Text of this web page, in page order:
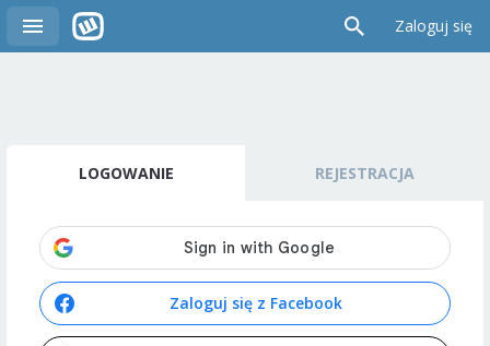
Zaloguj się
LOGOWANIE REJESTRACJA
Zaloguj się z Facebook